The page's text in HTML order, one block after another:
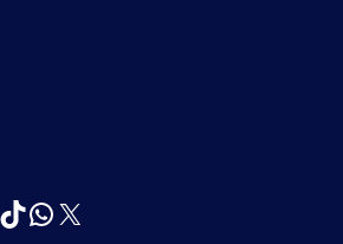
TikTok WhatsApp X